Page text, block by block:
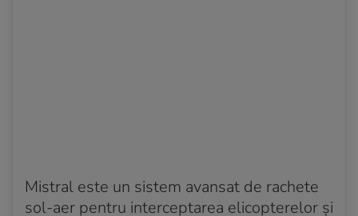
Mistral este un sistem avansat de rachete
sol-aer pentru interceptarea elicopterelor și